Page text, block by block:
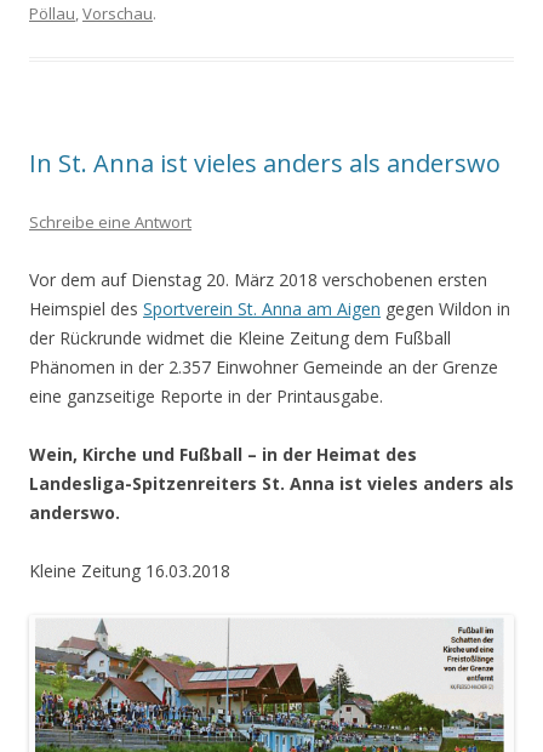
Pöllau,Vorschau.
In St. Anna ist vieles anders als anderswo
Schreibe eine Antwort
Vor dem auf Dienstag 20. März 2018 verschobenen ersten
Heimspiel des Sportverein St. Anna am Aigen gegen Wildon in
der Rückrunde widmet die Kleine Zeitung dem Fußball
Phänomen in der 2.357 Einwohner Gemeinde an der Grenze
eine ganzseitige Reporte in der Printausgabe.
Wein, Kirche und Fußball – in der Heimat des
Landesliga-Spitzenreiters St. Anna ist vieles anders als
anderswo.
Kleine Zeitung 16.03.2018